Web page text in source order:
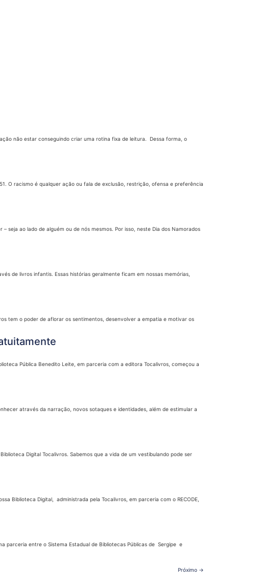
não estar conseguindo criar uma rotina fixa de leitura. Dessa forma, o
O racismo é qualquer ação ou fala de exclusão, restrição, ofensa e preferência
ao lado de alguém ou de nós mesmos. Por isso, neste Dia dos Namorados
de livros infantis. Essas histórias geralmente ficam em nossas memórias,
tem o poder de aflorar os sentimentos, desenvolver a empatia e motivar os
Pública Benedito Leite, em parceria com a editora Tocalivros, começou a
através da narração, novos sotaques e identidades, além de estimular a
Digital Tocalivros. Sabemos que a vida de um vestibulando pode ser
Biblioteca Digital, administrada pela Tocalivros, em parceria com o RECODE,
parceria entre o Sistema Estadual de Bibliotecas Públicas de Sergipe e
Próximo →